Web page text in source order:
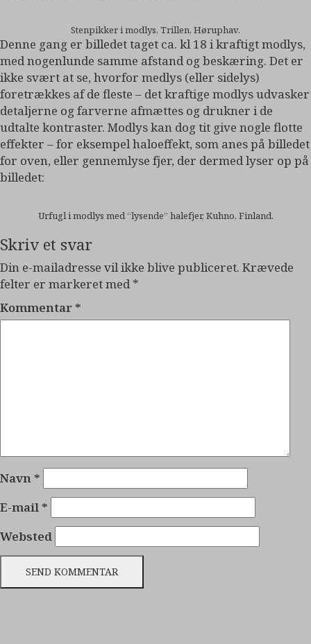
Stenpikker i modlys, Trillen, Høruphav.
Denne gang er billedet taget ca. kl 18 i kraftigt modlys,
med nogenlunde samme afstand og beskæring. Det er
ikke svært at se, hvorfor medlys (eller sidelys)
foretrækkes af de fleste – det kraftige modlys udvasker
detaljerne og farverne afmættes og drukner i de
udtalte kontraster. Modlys kan dog tit give nogle flotte
effekter – for eksempel haloeffekt, som anes på billedet
for oven, eller gennemlyse fjer, der dermed lyser op på
billedet:
Urfugl i modlys med “lysende” halefjer, Kuhno, Finland.
Skriv et svar
Din e-mailadresse vil ikke blive publiceret. Krævede
felter er markeret med *
Kommentar *
Navn *
E-mail *
Websted